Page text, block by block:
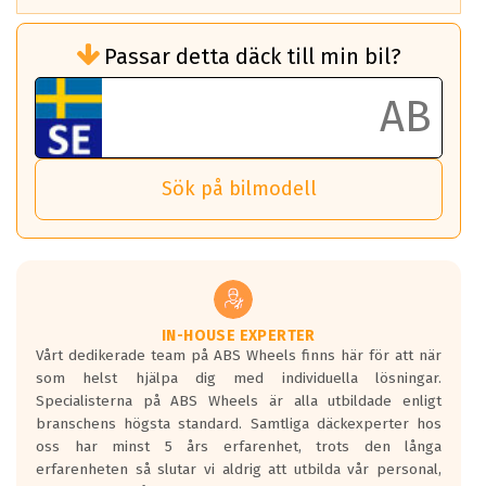
bränsleförbrukningen)
Det ska vara en betygsskala från klass A
till G för rullmotstånd.
Ett klass A däck kommer ha 6,5% bättre
bränsleförbrukning än ett klass G däck.
Det betyder att om man kör 10,000 km,
så sparar man 50 liter bränsle med ett
vilken körstil du använder.
Våtgrepp egenskaper:
Betygsskalan är satt A till F. Där A påvisar
den kortaste bromssträckan och F är den
längsta.
Inga D eller G betyg delas ut för
personbilar och lätta lastbilar.
Betyget sätts efter ett test där däcken
Passar detta däck till min bil?
Sök på bilmodell
IN-HOUSE EXPERTER
Vårt dedikerade team på ABS Wheels finns här för att när
som helst hjälpa dig med individuella lösningar.
Specialisterna på ABS Wheels är alla utbildade enligt
branschens högsta standard. Samtliga däckexperter hos
oss har minst 5 års erfarenhet, trots den långa
erfarenheten så slutar vi aldrig att utbilda vår personal,